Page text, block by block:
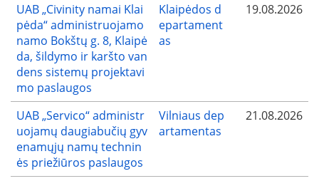
UAB „Civinity namai Klai
pėda“ administruojamo
namo Bokštų g. 8, Klaipė
da, šildymo ir karšto van
dens sistemų projektavi
mo paslaugos
Klaipėdos d
epartament
as
19.08.2026
UAB „Servico“ administr
uojamų daugiabučių gyv
enamųjų namų technin
ės priežiūros paslaugos
Vilniaus dep
artamentas
21.08.2026